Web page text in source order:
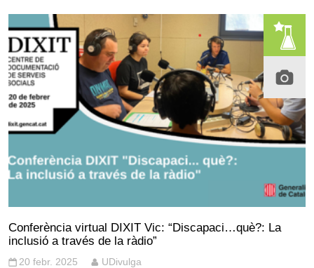
Conferència virtual DIXIT Vic: “Discapaci…què?: La
inclusió a través de la ràdio”
20 febr. 2025 UDivulga